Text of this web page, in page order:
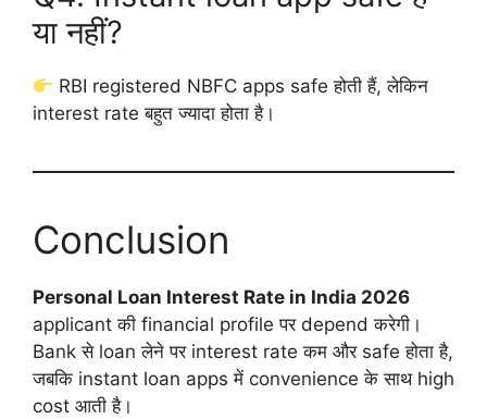
या नहीं?
RBI registered NBFC apps safe होती हैं, लेकिन
interest rate बहुत ज्यादा होता है।
Conclusion
Personal Loan Interest Rate in India 2026
applicant की financial profile पर depend करेगी।
Bank से loan लेने पर interest rate कम और safe होता है,
जबकि instant loan apps में convenience के साथ high
cost आती है।